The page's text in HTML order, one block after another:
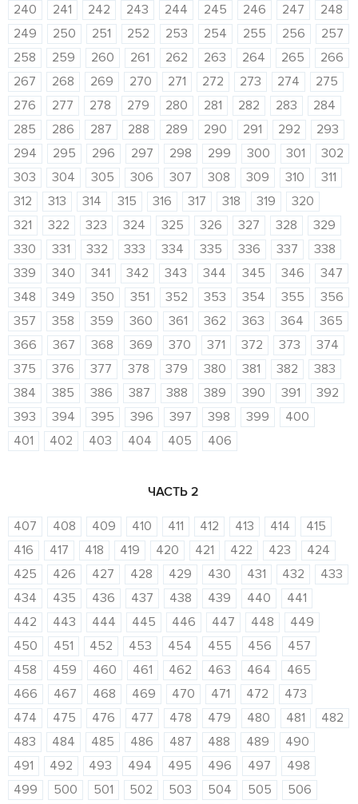
240
241 242 243 244 245 246 247
248
249
250 251 252 253 254 255 256
257
258
259 260 261 262 263 264 265
266
267
268 269 270 271 272 273 274
275
276
277 278 279 280 281 282 283
284
285
286 287 288 289 290 291 292
293
294
295 296 297 298 299 300 301
302
303
304 305 306 307 308 309 310
311
312
313 314 315 316 317 318 319
320
321
322 323 324 325 326 327 328
329
330
331 332 333 334 335 336 337
338
339
340 341 342 343 344 345 346
347
348
349 350 351 352 353 354 355
356
357
358 359 360 361 362 363 364
365
366
367 368 369 370 371 372 373
374
375
376 377 378 379 380 381 382
383
384
385 386 387 388 389 390 391
392
393
394 395 396 397 398 399
400
401
402 403 404 405 406
ЧАСТЬ 2
407 408 409 410 411 412 413 414
415
416
417 418 419 420 421 422 423
424
425
426 427 428 429 430 431 432
433
434
435 436 437 438 439 440
441
442
443 444 445 446 447 448
449
450
451 452 453 454 455 456
457
458
459 460 461 462 463 464
465
466
467 468 469 470 471 472
473
474
475 476 477 478 479 480 481
482
483
484 485 486 487 488 489
490
491
492 493 494 495 496 497
498
499
500 501 502 503 504 505
506